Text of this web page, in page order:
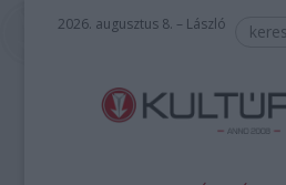
2026. augusztus 8. – László